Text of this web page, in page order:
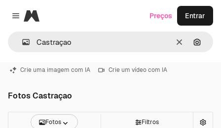
Close menu
Magnific
Limpar
Preços Entrar
Crie uma imagem com IA Crie um vídeo com IA
Fotos Castraçao
Fotos Filtros